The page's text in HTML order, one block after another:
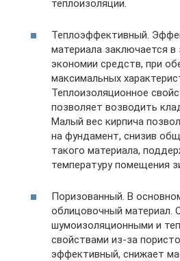
теплоизоляции.
Теплоэффективный.
материала заключается в
экономии средств, при
максимальных
Теплоизоляционное
позволяет возводить
Малый вес кирпича
на фундамент, снизив
такого материала,
температуру помещения
Поризованный. В
облицовочный материал.
шумоизоляционными и
свойствами из-за
эффективный, снижает